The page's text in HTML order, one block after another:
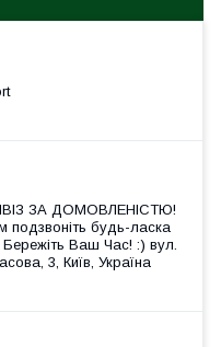
ЗА ДОМОВЛЕНІСТЮ!
подзвоніть будь-ласка
Бережіть Ваш Час! :) вул.
3, Київ, Україна